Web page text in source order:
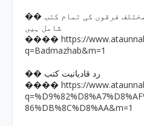
�� رد بدمذہب کتب جس میں مختلف فرقوں کی تمام کتب
شامل ہیں
���� https://
q=Badmazhab&m=1
�� رد قادیانیت کتب
���� https://
86%DB%8C%D8%AA&m=1